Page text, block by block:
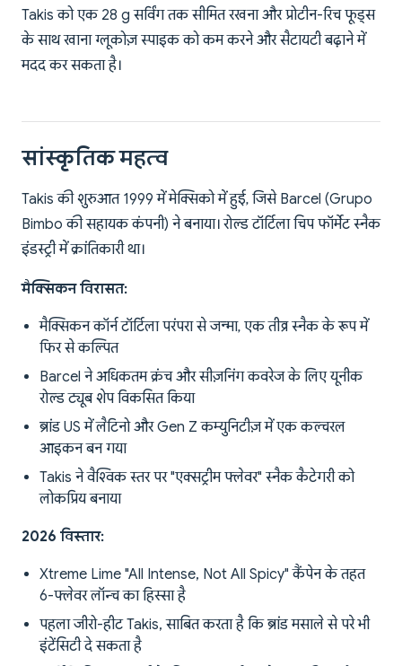
Takis को एक 28 g सर्विंग तक सीमित रखना और प्रोटीन-रिच फूड्स
के साथ खाना ग्लूकोज़ स्पाइक को कम करने और सैटायटी बढ़ाने में
मदद कर सकता है।
सांस्कृतिक महत्व
Takis की शुरुआत 1999 में मेक्सिको में हुई, जिसे Barcel (Grupo
Bimbo की सहायक कंपनी) ने बनाया। रोल्ड टॉर्टिला चिप फॉर्मेट स्नैक
इंडस्ट्री में क्रांतिकारी था।
मैक्सिकन विरासत:
मैक्सिकन कॉर्न टॉर्टिला परंपरा से जन्मा, एक तीव्र स्नैक के रूप में
फिर से कल्पित
Barcel ने अधिकतम क्रंच और सीज़निंग कवरेज के लिए यूनीक
रोल्ड ट्यूब शेप विकसित किया
ब्रांड US में लैटिनो और Gen Z कम्युनिटीज़ में एक कल्चरल
आइकन बन गया
Takis ने वैश्विक स्तर पर "एक्सट्रीम फ्लेवर" स्नैक कैटेगरी को
लोकप्रिय बनाया
2026 विस्तार:
Xtreme Lime "All Intense, Not All Spicy" कैंपेन के तहत
6-फ्लेवर लॉन्च का हिस्सा है
पहला जीरो-हीट Takis, साबित करता है कि ब्रांड मसाले से परे भी
इंटेंसिटी दे सकता है